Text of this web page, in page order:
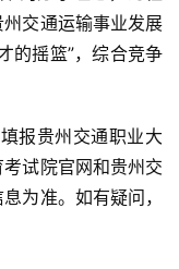
交通运输事业发展
的摇篮”，综合竞争
试院官网和贵州交
为准。如有疑问，